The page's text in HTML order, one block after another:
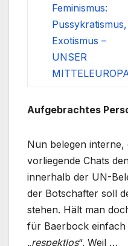
Feminismus:
Pussykratismus,
Exotismus –
UNSER
Aufgebrachtes
Nun belegen interne,
vorliegende Chats
innerhalb der UN-
der Botschafter soll
stehen. Hält man
für Baerbock
„respektlos“. Weil …